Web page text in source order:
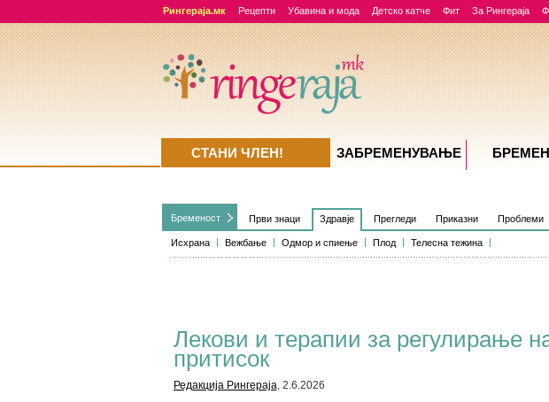
Рингераја.мк Рецепти Убавина и мода Детско катче Фит За Рингераја
Бременост Први знаци Здравје
Исхрана Вежбање Одмор и спиење Плод Телесна тежина
Прегледи Приказни Проблеми
Лекови и терапии за регулирање
притисок
Редакција Рингераја, 2.6.2026
СТАНИ ЧЛЕН! ЗАБРЕМЕНУВАЊE